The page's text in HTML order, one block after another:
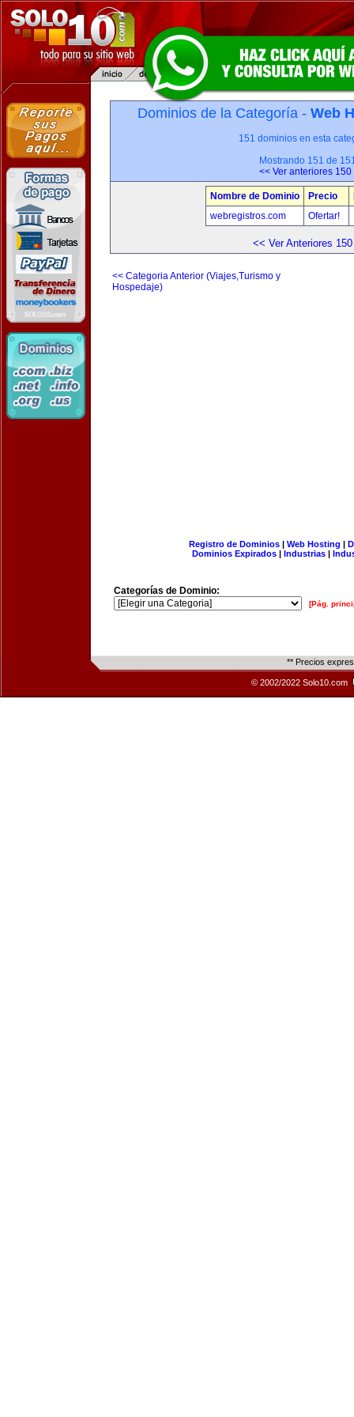
Dominios de la Categoría - Web
151 dominios en esta
Mostrando 151 de
<< Ver anteriores 150
Nombre de Dominio Precio
webregistros.com
Ofertar!
<< Ver Anteriores 150
<< Categoria Anterior (Viajes,Turismo y
Hospedaje)
Registro de Dominios| Web Hosting |
Dominios Expirados | Industrias |
Categorías de Dominio:
[Pág.
** Precios
© 2002/2022 Solo10.com